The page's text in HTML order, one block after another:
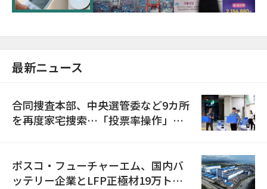
最新ニュース
合同捜査本部、中央選管委など9カ所
を再度家宅捜索…「投票率操作」の
ポスコ・フューチャーエム、国内バ
ッテリー企業とLFP正極材19万トン